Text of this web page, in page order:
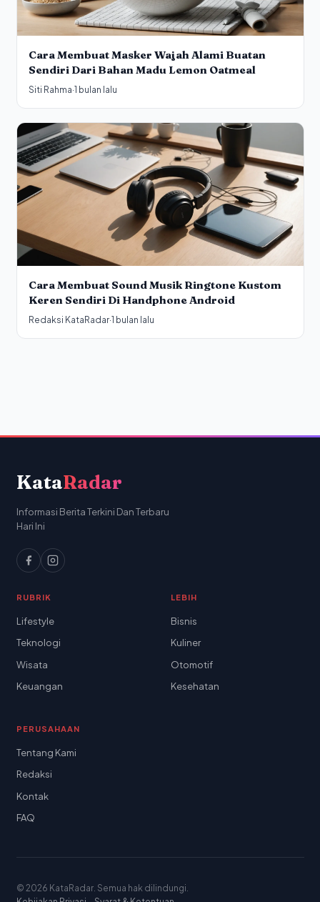
Cara Membuat Masker Wajah Alami Buatan
Sendiri Dari Bahan Madu Lemon Oatmeal
Siti Rahma·1 bulan lalu
Cara Membuat Sound Musik Ringtone Kustom
Keren Sendiri Di Handphone Android
Redaksi KataRadar·1 bulan lalu
KataRadar
Informasi Berita Terkini Dan Terbaru
Hari Ini
RUBRIK
Lifestyle
Teknologi
Wisata
Keuangan
LEBIH
Bisnis
Kuliner
Otomotif
Kesehatan
PERUSAHAAN
Tentang Kami
Redaksi
Kontak
FAQ
© 2026 KataRadar. Semua hak dilindungi.